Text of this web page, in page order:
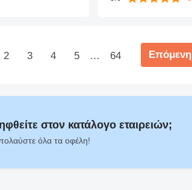
2 3 4 5 … 64 Επόμενη
στον κατάλογο εταιρειών;
όλα τα οφέλη!